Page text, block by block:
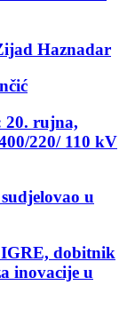
Haznadar
20. rujna,
220/ 110 kV
u
dobitnik
inovacije u